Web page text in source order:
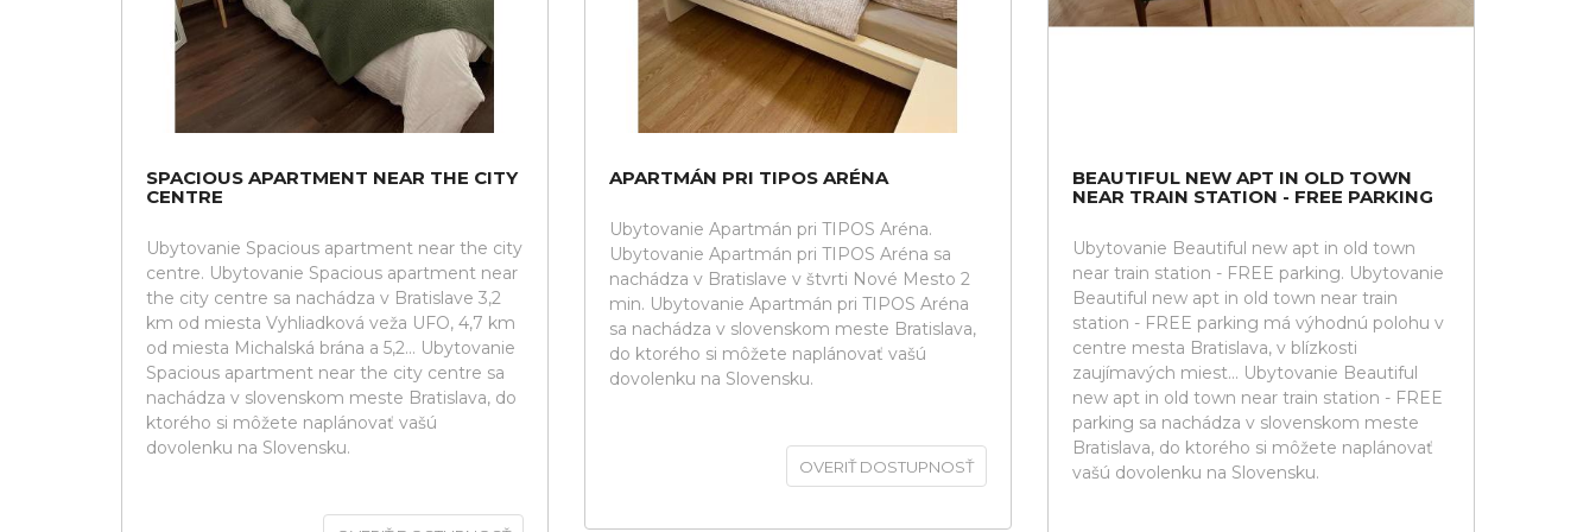
SPACIOUS APARTMENT NEAR THE CITY
CENTRE
Ubytovanie Spacious apartment near the city
centre. Ubytovanie Spacious apartment near
the city centre sa nachádza v Bratislave 3,2
km od miesta Vyhliadková veža UFO, 4,7 km
od miesta Michalská brána a 5,2... Ubytovanie
Spacious apartment near the city centre sa
nachádza v slovenskom meste Bratislava, do
ktorého si môžete naplánovať vašú
dovolenku na Slovensku.
APARTMÁN PRI TIPOS ARÉNA
Ubytovanie Apartmán pri TIPOS Aréna.
Ubytovanie Apartmán pri TIPOS Aréna sa
nachádza v Bratislave v štvrti Nové Mesto 2
min. Ubytovanie Apartmán pri TIPOS Aréna
sa nachádza v slovenskom meste Bratislava,
do ktorého si môžete naplánovať vašú
dovolenku na Slovensku.
OVERIŤ DOSTUPNOSŤ
BEAUTIFUL NEW APT IN OLD TOWN
NEAR TRAIN STATION - FREE PARKING
Ubytovanie Beautiful new apt in old town
near train station - FREE parking. Ubytovanie
Beautiful new apt in old town near train
station - FREE parking má výhodnú polohu v
centre mesta Bratislava, v blízkosti
zaujímavých miest... Ubytovanie Beautiful
new apt in old town near train station - FREE
parking sa nachádza v slovenskom meste
Bratislava, do ktorého si môžete naplánovať
vašú dovolenku na Slovensku.